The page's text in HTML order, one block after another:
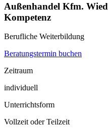
Außenhandel Kfm.
Kompetenz
Berufliche Weiterbildung
Beratungstermin buchen
Zeitraum
individuell
Unterrichtsform
Vollzeit oder Teilzeit